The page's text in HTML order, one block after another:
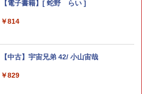
葬送のフリーレン（6） （少年サンデー
【電子書籍】[ 蛇野 らい ]
￥814
【中古】宇宙兄弟 42/ 小山宙哉
￥829